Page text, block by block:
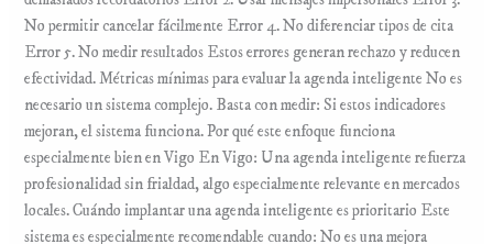
No permitir cancelar fácilmente Error 4. No diferenciar tipos de cita
Error 5. No medir resultados Estos errores generan rechazo y reducen
efectividad. Métricas mínimas para evaluar la agenda inteligente No es
necesario un sistema complejo. Basta con medir: Si estos indicadores
mejoran, el sistema funciona. Por qué este enfoque funciona
especialmente bien en Vigo En Vigo: Una agenda inteligente refuerza
profesionalidad sin frialdad, algo especialmente relevante en mercados
locales. Cuándo implantar una agenda inteligente es prioritario Este
sistema es especialmente recomendable cuando: No es una mejora